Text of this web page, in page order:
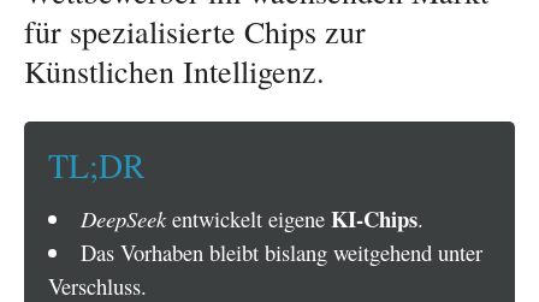
für spezialisierte Chips zur
Künstlichen Intelligenz.
TL;DR
DeepSeekentwickelt eigene KI-Chips.
Das Vorhaben bleibt bislang weitgehend unter
Verschluss.